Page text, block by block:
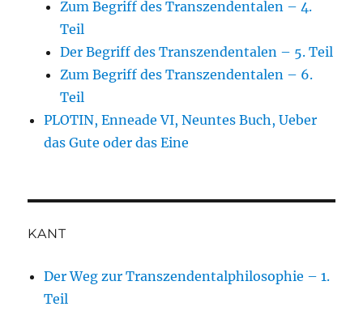
Zum Begriff des Transzendentalen – 4.
Teil
Der Begriff des Transzendentalen – 5. Teil
Zum Begriff des Transzendentalen – 6.
Teil
PLOTIN, Enneade VI, Neuntes Buch, Ueber
das Gute oder das Eine
KANT
Der Weg zur Transzendentalphilosophie – 1.
Teil